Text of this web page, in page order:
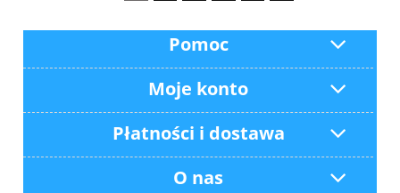
Pomoc
Moje konto
Płatności i dostawa
O nas